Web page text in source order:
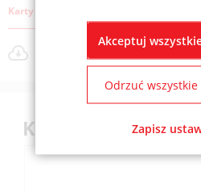
Karty katalogowe
VGLX205825ST.pdf
Rozmiar pliku: 597 KB
Klienci kupili
Akceptuj
Odrzuć wszystkie
Zapisz